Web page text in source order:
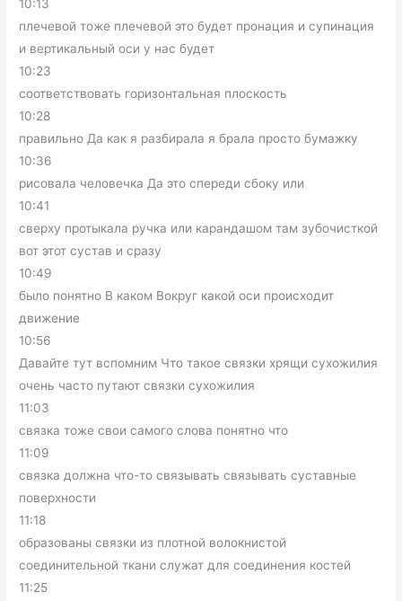
10:13
плечевой тоже плечевой это будет пронация и супинация
и вертикальный оси у нас будет
10:23
соответствовать горизонтальная плоскость
10:28
правильно Да как я разбирала я брала просто бумажку
10:36
рисовала человечка Да это спереди сбоку или
10:41
сверху протыкала ручка или карандашом там зубочисткой
вот этот сустав и сразу
10:49
было понятно В каком Вокруг какой оси происходит
движение
10:56
Давайте тут вспомним Что такое связки хрящи сухожилия
очень часто путают связки сухожилия
11:03
связка тоже свои самого слова понятно что
11:09
связка должна что-то связывать связывать суставные
поверхности
11:18
образованы связки из плотной волокнистой
соединительной ткани служат для соединения костей
11:25